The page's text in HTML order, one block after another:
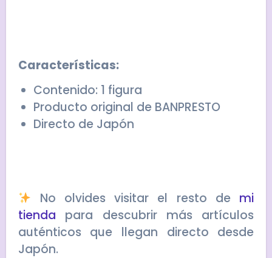
Características:
Contenido: 1 figura
Producto original de BANPRESTO
Directo de Japón
No olvides visitar el resto de mi
tienda para descubrir más artículos
auténticos que llegan directo desde
Japón.